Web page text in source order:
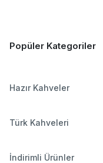
Popüler Kategoriler
Hazır Kahveler
Türk Kahveleri
İndirimli Ürünler